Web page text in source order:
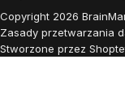
Copyright 2026
Zasady przetwarzania
Stworzone przez